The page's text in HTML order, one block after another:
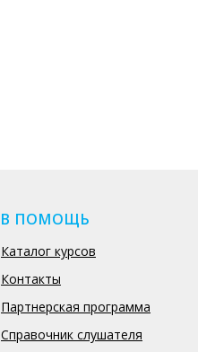
В ПОМОЩЬ
Каталог курсов
Контакты
Партнерская программа
Справочник слушателя